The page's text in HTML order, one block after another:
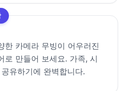
한 카메라 무빙이 어우러진
로 만들어 보세요. 가족, 시
유하기에 완벽합니다.